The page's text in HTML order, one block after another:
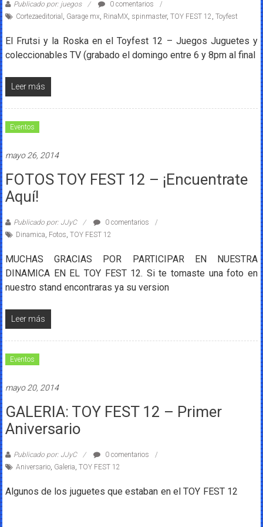
Publicado por: juegos
0 comentarios
Cortezaeditorial , Garage mx, RinaMX, spinmaster, TOY FEST 12, Toyfest
El Frutsi y la Roska en el Toyfest 12 – Juegos Juguetes y
coleccionables TV (grabado el domingo entre 6 y 8pm al final
Leer más
Eventos
mayo 26, 2014
FOTOS TOY FEST 12 – ¡Encuentrate
Aquí!
Publicado por: JJyC
0 comentarios
Dinamica, Fotos, TOY FEST 12
MUCHAS GRACIAS POR PARTICIPAR EN NUESTRA
DINAMICA EN EL TOY FEST 12. Si te tomaste una foto en
nuestro stand encontraras ya su version
Leer más
Eventos
mayo 20, 2014
GALERIA: TOY FEST 12 – Primer
Aniversario
Publicado por: JJyC
0 comentarios
Aniversario, Galeria, TOY FEST 12
Algunos de los juguetes que estaban en el TOY FEST 12